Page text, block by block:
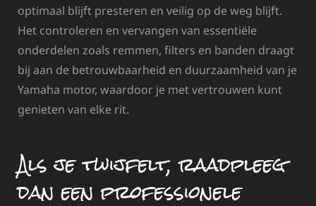
optimaal blijft presteren en veilig op de weg blijft.
Het controleren en vervangen van essentiële
onderdelen zoals remmen, filters en banden draagt
bij aan de betrouwbaarheid en duurzaamheid van je
Yamaha motor, waardoor je met vertrouwen kunt
genieten van elke rit.
Als je twijfelt, raadpleeg
dan een professionele